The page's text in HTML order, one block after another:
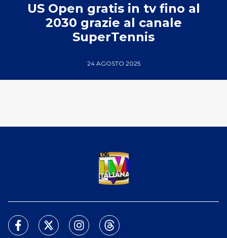
US Open gratis in tv fino al
2030 grazie al canale
SuperTennis
24 AGOSTO 2025